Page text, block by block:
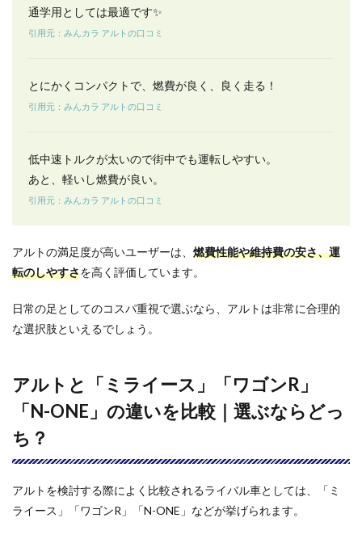
通学用としては最適です✨
引用元：みんカラ アルトの口コミ
とにかくコンパクトで、燃費が良く、良く走る！
引用元：みんカラ アルトの口コミ
低中速トルクが太いので街中でも運転しやすい。
あと、軽いし燃費が良い。
引用元：みんカラ アルトの口コミ
アルトの満足度が高いユーザーは、 燃費性能や維持費の安さ、運
転のしやすさを高く評価しています。
日常の足としてのコスパ重視で選ぶなら、アルトは非常に合理的
な選択肢といえるでしょう。
アルトと「ミライース」「ワゴンR」
「N-ONE」の違いを比較｜選ぶならどっ
ち？
アルトを検討する際によく比較されるライバル車としては、「ミ
ライース」「ワゴンR」「N-ONE」などが挙げられます。